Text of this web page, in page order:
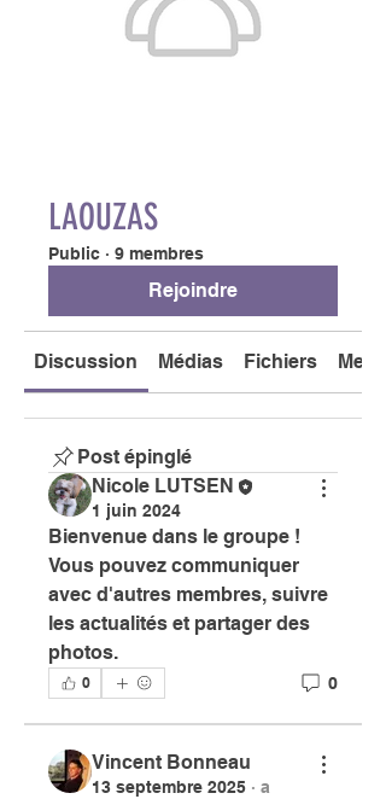
LAOUZAS
Public · 9 membres
Rejoindre
Discussion Médias Fichiers
Post épinglé
Nicole LUTSEN
1 juin 2024
Bienvenue dans le groupe !
Vous pouvez communiquer
avec d'autres membres, suivre
les actualités et partager des
photos.
0 0
Vincent Bonneau
13 septembre 2025 · a